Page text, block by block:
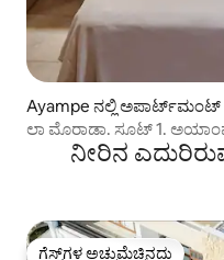
Ayampe ನಲ್ಲಿ ಅಪಾರ್ಟ್‌ಮಂಟ್
ಲಾ ಮೊರಾಡಾ. ಸೂಟ್ 1.
ನೀರಿನ
ಗೆಸ್ಟ್‌ಗಳ ಅಚ್ಚುಮೆಚ್ಚಿನದು